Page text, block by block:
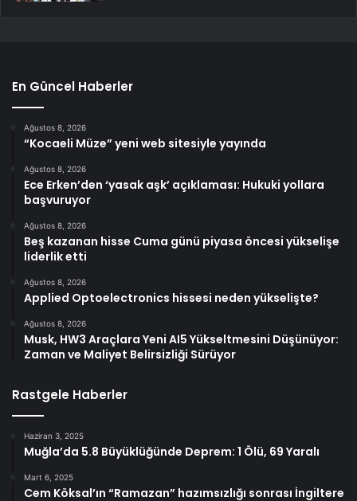
En Güncel Haberler
Ağustos 8, 2026
“Kocaeli Müze” yeni web sitesiyle yayında
Ağustos 8, 2026
Ece Erken’den ‘yasak aşk’ açıklaması: Hukuki yollara
başvuruyor
Ağustos 8, 2026
Beş kazanan hisse Cuma günü piyasa öncesi yükselişe
liderlik etti
Ağustos 8, 2026
Applied Optoelectronics hissesi neden yükselişte?
Ağustos 8, 2026
Musk, HW3 Araçlara Yeni AI5 Yükseltmesini Düşünüyor:
Zaman ve Maliyet Belirsizliği Sürüyor
Rastgele Haberler
Haziran 3, 2025
Muğla’da 5.8 Büyüklüğünde Deprem: 1 Ölü, 69 Yaralı
Mart 6, 2025
Cem Köksal’ın “Ramazan” hazımsızlığı sonrası İngiltere